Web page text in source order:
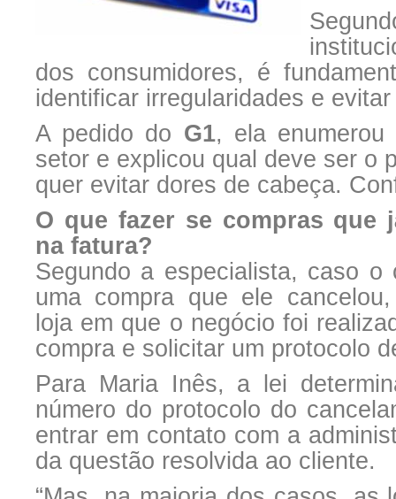
dos consumidores, é
identificar irregularidades e
A pedido do G1, ela enumerou
setor e explicou qual deve ser o
quer evitar dores de cabeça.
O que fazer se compras que
na fatura?
Segundo a especialista, caso o
uma compra que ele
loja em que o negócio foi
compra e solicitar um protocolo
Para Maria Inês, a lei
número do protocolo do
entrar em contato com a
da questão resolvida ao cliente.